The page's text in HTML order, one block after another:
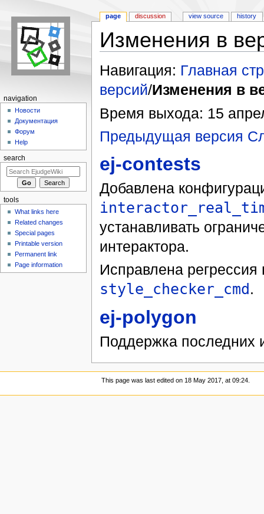
Изменения в
Навигация: Главная
версий/Изменения в
Время выхода: 15
Предыдущая версия
ej-contests
Добавлена
устанавливать
интерактора.
Исправлена
style_checker_cmd .
ej-polygon
Поддержка последних
page discussion view source history
navigation
Новости
Документация
Форум
Help
search
tools
What links here
Related changes
Special pages
Printable version
Permanent link
Page information
This page was last edited on 18 May 2017, at 09:24.